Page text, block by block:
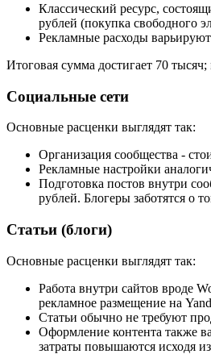
Классический ресурс,
рублей (покупка свободного
Рекламные расходы
Итоговая сумма достигает 70
Социальные сети
Основные расценки выглядят так:
Организация сообщества -
Рекламные настройки
Подготовка постов внутри
рублей. Блогеры заботятся о
Статьи (блоги)
Основные расценки выглядят так:
Работа внутри сайтов вроде
рекламное размещение на
Статьи обычно не требуют
Оформление контента также
затраты повышаются исходя